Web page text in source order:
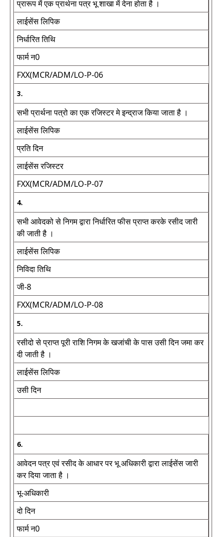
प्रारूप में एक प्रार्थना पत्र भू शाखा में देना होता है ।
लाईसेंस लिपिक
निर्धारित तिथि
फार्म न0
FXX(MCR/ADM/LO-P-06
3.
सभी प्रार्थना पत्रो का एक रजिस्टर मे इन्द्राज किया जाता है ।
लाईसेंस लिपिक
प्रति दिन
लाईसेंस रजिस्टर
FXX(MCR/ADM/LO-P-07
4.
सभी आवेदको से निगम द्वारा निर्धारित फीस प्राप्त करके रसीद जारी
की जाती है ।
लाईसेंस लिपिक
निविदा तिथि
जी-8
FXX(MCR/ADM/LO-P-08
5.
रसीदो से प्राप्त पूरी राशि निगम के खजांची के पास उसी दिन जमा कर
दी जाती है ।
लाईसेंस लिपिक
उसी दिन
6.
आवेदन पत्र एवं रसीद के आधार पर भू अधिकारी द्वारा लाईसेंस जारी
कर दिया जाता है ।
भू-अधिकारी
दो दिन
फार्म न0